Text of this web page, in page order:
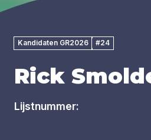
Kandidaten GR2026 #24
Rick
Lijstnummer: